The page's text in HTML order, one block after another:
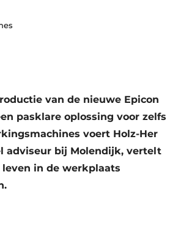
van de nieuwe Epicon
pasklare oplossing voor zelfs
voert Holz-Her
adviseur bij Molendijk, vertelt
in de werkplaats